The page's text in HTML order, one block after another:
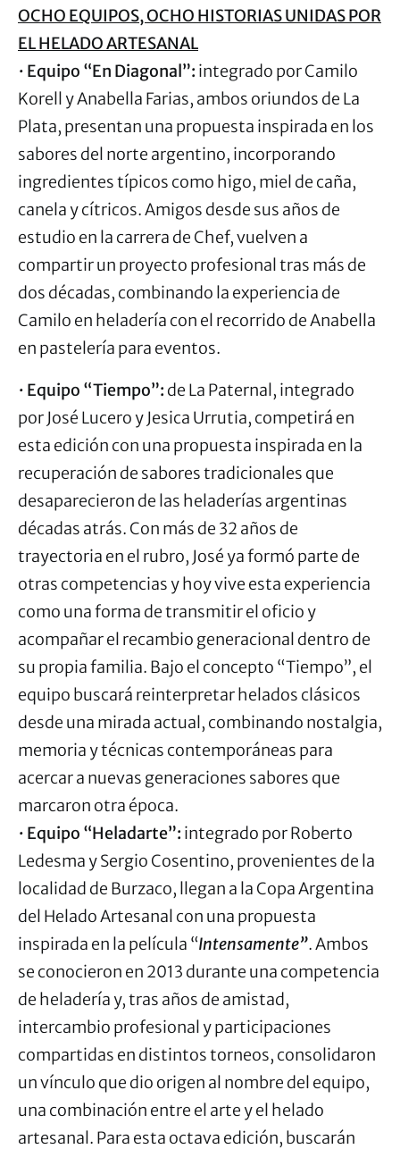
OCHO EQUIPOS, OCHO HISTORIAS UNIDAS POR
EL HELADO ARTESANAL
• Equipo “En Diagonal”: integrado por Camilo
Korell y Anabella Farias, ambos oriundos de La
Plata, presentan una propuesta inspirada en los
sabores del norte argentino, incorporando
ingredientes típicos como higo, miel de caña,
canela y cítricos. Amigos desde sus años de
estudio en la carrera de Chef, vuelven a
compartir un proyecto profesional tras más de
dos décadas, combinando la experiencia de
Camilo en heladería con el recorrido de Anabella
en pastelería para eventos.
• Equipo “Tiempo”: de La Paternal, integrado
por José Lucero y Jesica Urrutia, competirá en
esta edición con una propuesta inspirada en la
recuperación de sabores tradicionales que
desaparecieron de las heladerías argentinas
décadas atrás. Con más de 32 años de
trayectoria en el rubro, José ya formó parte de
otras competencias y hoy vive esta experiencia
como una forma de transmitir el oficio y
acompañar el recambio generacional dentro de
su propia familia. Bajo el concepto “Tiempo”, el
equipo buscará reinterpretar helados clásicos
desde una mirada actual, combinando nostalgia,
memoria y técnicas contemporáneas para
acercar a nuevas generaciones sabores que
marcaron otra época.
• Equipo “Heladarte”: integrado por Roberto
Ledesma y Sergio Cosentino, provenientes de la
localidad de Burzaco, llegan a la Copa Argentina
del Helado Artesanal con una propuesta
inspirada en la película “Intensamente”. Ambos
se conocieron en 2013 durante una competencia
de heladería y, tras años de amistad,
intercambio profesional y participaciones
compartidas en distintos torneos, consolidaron
un vínculo que dio origen al nombre del equipo,
una combinación entre el arte y el helado
artesanal. Para esta octava edición, buscarán